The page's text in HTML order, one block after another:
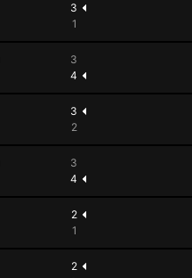
3
1
3
4
3
2
3
4
2
1
2